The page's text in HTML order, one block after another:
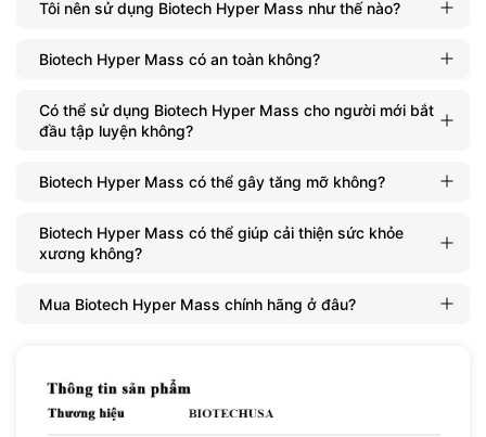
5.4g chất xơ
Tôi nên sử dụng Biotech Hyper Mass như thế nào?
Biotech Hyper Mass có an toàn không?
Có thể sử dụng Biotech Hyper Mass cho người mới bắt
đầu tập luyện không?
Biotech Hyper Mass có thể gây tăng mỡ không?
Biotech Hyper Mass có thể giúp cải thiện sức khỏe
xương không?
Mua Biotech Hyper Mass chính hãng ở đâu?